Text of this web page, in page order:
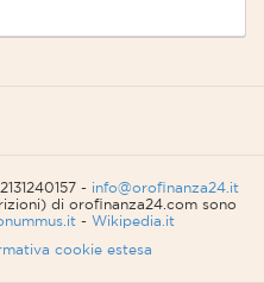
- info@orofinanza24.it
di orofinanza24.com sono
- Wikipedia.it
cookie estesa